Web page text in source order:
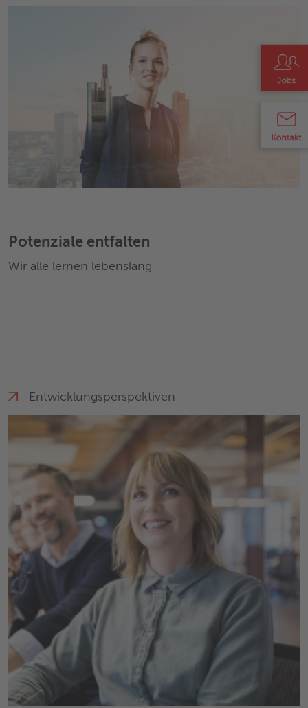
Potenziale entfalten
Wir alle lernen lebenslang
Entwicklungs­perspektiven